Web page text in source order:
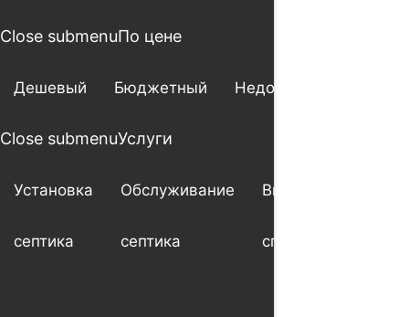
Close submenuПо цене
Дешевый Бюджетный Недорогой
Close submenuУслуги
Установка
септика
Обслуживание
септика
Выезд
специалиста